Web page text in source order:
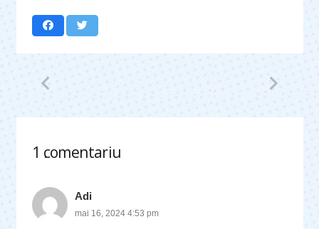
1 comentariu
.
Adi
mai 16, 2024 4:53 pm